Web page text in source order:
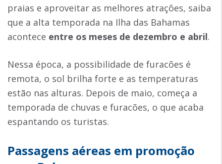
praias e aproveitar as melhores atrações, saiba
que a alta temporada na Ilha das Bahamas
acontece entre os meses de dezembro e abril.
Nessa época, a possibilidade de furacões é
remota, o sol brilha forte e as temperaturas
estão nas alturas. Depois de maio, começa a
temporada de chuvas e furacões, o que acaba
espantando os turistas.
Passagens aéreas em promoção